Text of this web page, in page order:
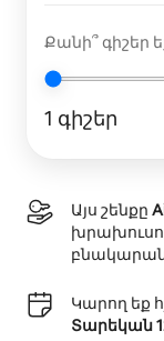
Քանի՞ գիշեր
1 գիշեր
Այս շենքը
Կարող եք
Տարեկան